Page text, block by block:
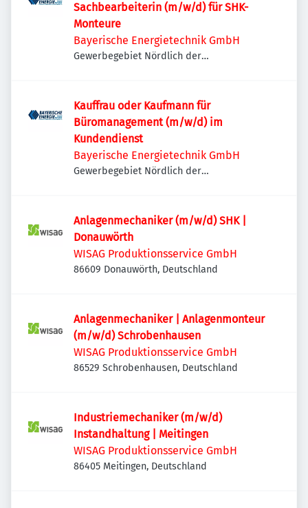
Sachbearbeiterin (m/w/d) für SHK-
Monteure
Bayerische Energietechnik GmbH
Gewerbegebiet Nördlich der
Kauffrau oder Kaufmann für
Büromanagement (m/w/d) im
Kundendienst
Bayerische Energietechnik GmbH
Gewerbegebiet Nördlich der
Anlagenmechaniker (m/w/d) SHK |
Donauwörth
WISAG Produktionsservice GmbH
86609 Donauwörth, Deutschland
Anlagenmechaniker | Anlagenmonteur
(m/w/d) Schrobenhausen
WISAG Produktionsservice GmbH
86529 Schrobenhausen, Deutschland
Industriemechaniker (m/w/d)
Instandhaltung | Meitingen
WISAG Produktionsservice GmbH
86405 Meitingen, Deutschland